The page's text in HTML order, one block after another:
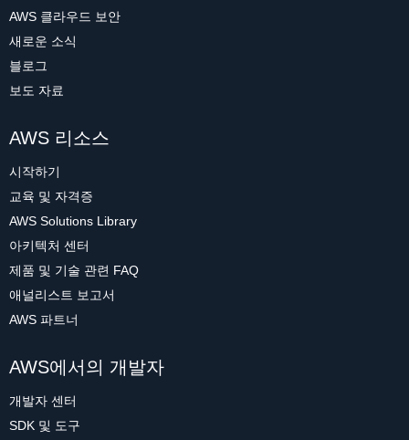
AWS 클라우드 보안
새로운 소식
블로그
보도 자료
AWS 리소스
시작하기
교육 및 자격증
AWS Solutions Library
아키텍처 센터
제품 및 기술 관련 FAQ
애널리스트 보고서
AWS 파트너
AWS에서의 개발자
개발자 센터
SDK 및 도구